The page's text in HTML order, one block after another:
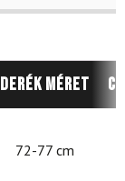
Derék méret
72-77 cm